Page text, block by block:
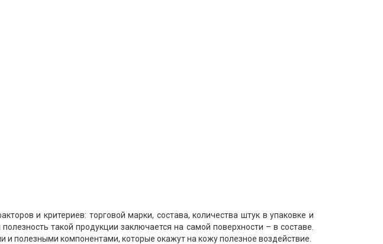
и критериев: торговой марки, состава, количества штук в упаковке и
такой продукции заключается на самой поверхности – в составе.
полезными компонентами, которые окажут на кожу полезное воздействие.